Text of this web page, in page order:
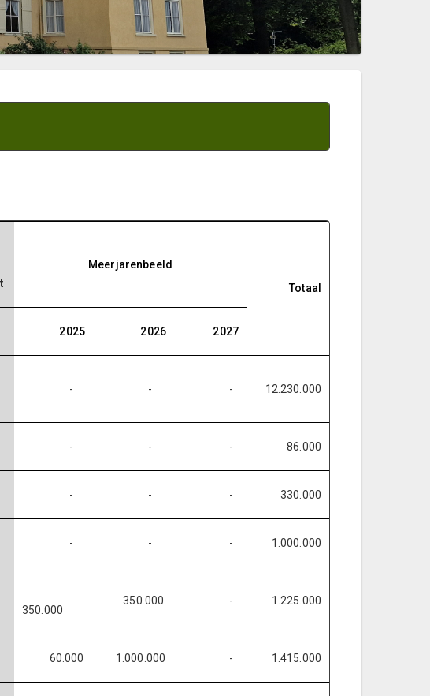
Meerjarenbeeld
Totaal
2025 2026 2027
- - - 12.230.000
- - - 86.000
- - - 330.000
- - - 1.000.000
350.000
350.000 - 1.225.000
60.000 1.000.000 - 1.415.000